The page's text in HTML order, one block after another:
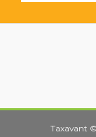
Taxavant